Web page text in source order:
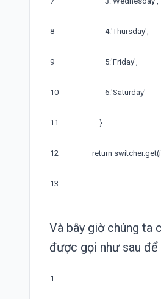
8
9
10
11
12
13
4:'Thursday',
5:'Friday',
6:'Saturday'
}
return switcher.get(i
Và bây giờ chúng ta
được gọi như sau để
1